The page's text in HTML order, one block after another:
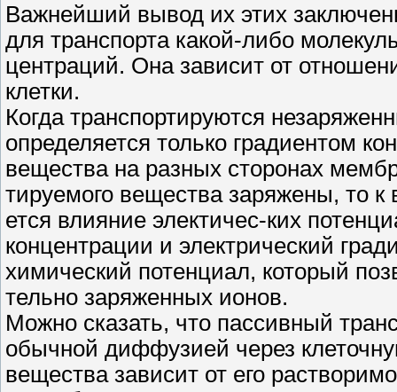
Важнейший вывод их этих
для транспорта какой-либо
центраций. Она зависит от
клетки.
Когда транспортируются
определяется только градиентом
вещества на разных сторонах
тируемого вещества заряжены, то
ется влияние электичес-ких
концентрации и электрический
химический потенциал, который
тельно заряженных ионов.
Можно сказать, что пассивный
обычной диффузией через
вещества зависит от его